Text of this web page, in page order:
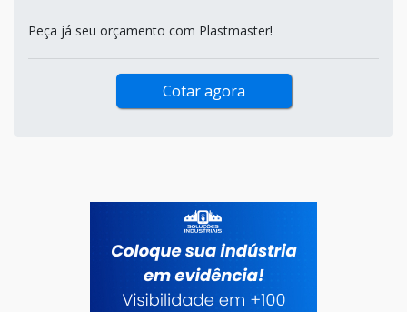
Peça já seu orçamento com Plastmaster!
Cotar agora